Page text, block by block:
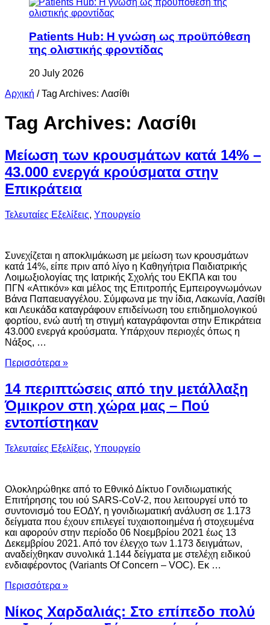
Patients Hub: Η γνώση ως προϋπόθεση
της ολιστικής φροντίδας
20 July 2026
Αρχική / Tag Archives: Λασίθι
Tag Archives: Λασίθι
Μείωση των κρουσμάτων κατά 14% –
43.000 ενεργά κρούσματα στην
Επικράτεια
Τελευταίες Εξελίξεις, Υπουργείο
Συνεχίζεται η αποκλιμάκωση με μείωση των κρουσμάτων
κατά 14%, είπε πριν από λίγο η Καθηγήτρια Παιδιατρικής
Λοιμωξιολογίας της Ιατρικής Σχολής του ΕΚΠΑ και του
ΠΓΝ «Αττικόν» και μέλος της Επιτροπής Εμπειρογνωμόνων
Βάνα Παπαευαγγέλου. Σύμφωνα με την ίδια, Λακωνία, Λασίθι
και Λευκάδα καταγράφουν επιδείνωση του επιδημιολογικού
φορτίου, ενώ αυτή τη στιγμή καταγράφονται στην Επικράτεια
43.000 ενεργά κρούσματα. Υπάρχουν περιοχές όπως η
Νάξος, …
Περισσότερα »
14 περιπτώσεις από την μετάλλαξη
Όμικρον στη χώρα μας – Πού
εντοπίστηκαν
Τελευταίες Εξελίξεις, Υπουργείο
Ολοκληρώθηκε από το Eθνικό Δίκτυο Γονιδιωματικής
Επιτήρησης του ιού SARS-CoV-2, που λειτουργεί υπό το
συντονισμό του ΕΟΔΥ, η γονιδιωματική ανάλυση σε 1.173
δείγματα που έχουν επιλεγεί τυχαιοποιημένα ή στοχευμένα
και αφορούν στην περίοδο 06 Νοεμβρίου 2021 έως 13
Δεκεμβρίου 2021. Από τον έλεγχο των 1.173 δειγμάτων,
αναδείχθηκαν συνολικά 1.144 δείγματα με στελέχη ειδικού
ενδιαφέροντος (Variants Of Concern – VOC). Εκ …
Περισσότερα »
Νίκος Χαρδαλιάς: Στο επίπεδο πολύ